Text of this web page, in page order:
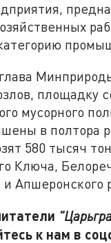
площадку
мусорного
в полтора
580 тысяч
Ключа,
и Апшеронского
к нам в